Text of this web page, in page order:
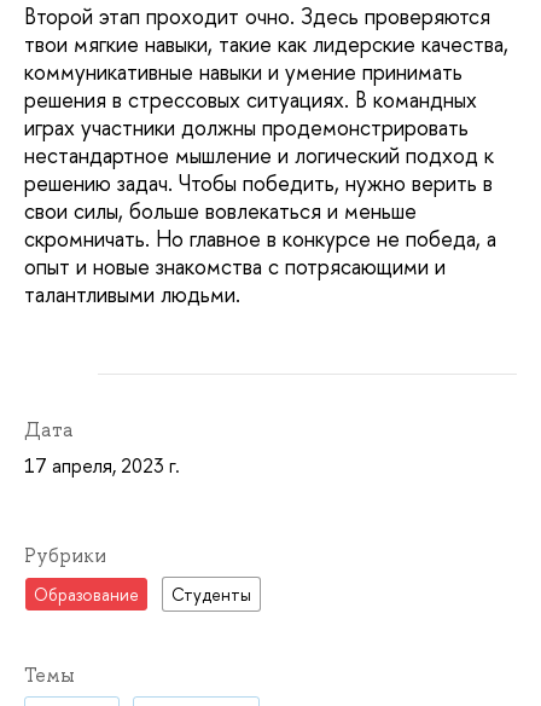
Второй этап проходит очно. Здесь проверяются
твои мягкие навыки, такие как лидерские качества,
коммуникативные навыки и умение принимать
решения в стрессовых ситуациях. В командных
играх участники должны продемонстрировать
нестандартное мышление и логический подход к
решению задач. Чтобы победить, нужно верить в
свои силы, больше вовлекаться и меньше
скромничать. Но главное в конкурсе не победа, а
опыт и новые знакомства с потрясающими и
талантливыми людьми.
Дата
17 апреля, 2023 г.
Рубрики
Образование Студенты
Темы